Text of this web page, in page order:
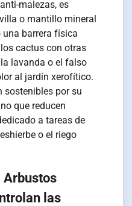
malezas, es
o mantillo mineral
una barrera física
cactus con otras
lavanda o el falso
al jardín xerofítico.
sostenibles por su
que reducen
a tareas de
o el riego
Arbustos
las